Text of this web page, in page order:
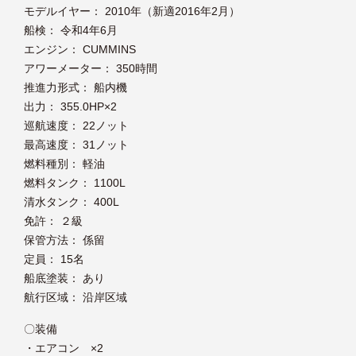
モデルイヤー： 2010年（新適2016年2月）
船検： 令和4年6月
エンジン： CUMMINS
アワーメーター： 350時間
推進力形式： 船内機
出力： 355.0HP×2
巡航速度： 22ノット
最高速度： 31ノット
燃料種別： 軽油
燃料タンク： 1100L
清水タンク： 400L
免許： ２級
保管方法： 係留
定員： 15名
船底塗装： あり
航行区域： 沿岸区域
〇装備
・エアコン ×2